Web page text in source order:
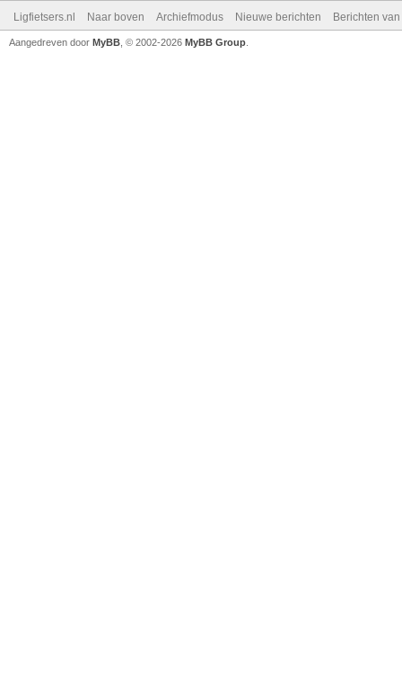
Ligfietsers.nl Naar boven Archiefmodus Nieuwe berichten Berichten
Aangedreven door MyBB , © 2002-2026 MyBB Group